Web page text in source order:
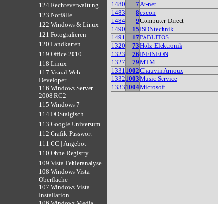
124 Rechteverwaltung
123 Notfälle
122 Windows & Linux
121 Fotografieren
120 Landkarten
119 Office 2010
118 Linux
117 Visual Web
Developer
116 Windows Server
2008 RC2
115 Windows 7
114 DOStalgisch
113 Google Universum
112 Grafik-Passwort
111 CC | Angebot
110 Ohne Registry
109 Vista Fehleranalyse
108 Windows Vista
Oberfläche
107 Windows Vista
Installation
1480
7At-net
1483
8excon
1484
9Computer-Direct
1490
15ISDNtechnik
1491
17PABLITOS
1320
73Holz-Elektronik
1323
76INFINEON
1327
79MTM
1331 1002Chauvin Arnoux
1332 1003Music Service
1333 1004Microsoft